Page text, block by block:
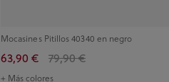
Mocasines Pitillos 40340 en negro
63,90 € 79,90 €
+ Más colores